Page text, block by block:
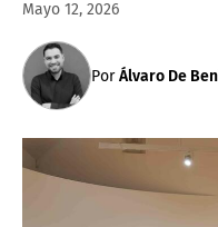
Mayo 12, 2026
PorÁlvaro De